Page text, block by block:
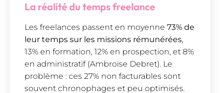
La réalité du temps freelance
Les freelances passent en moyenne 73% de
leur temps sur les missions rémunérées,
13% en formation, 12% en prospection, et 8%
en administratif (Ambroise Debret). Le
problème : ces 27% non facturables sont
souvent chronophages et peu optimisés.